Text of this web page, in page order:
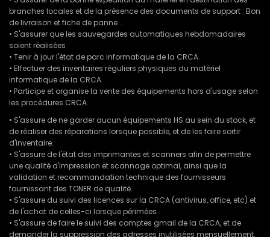
branches locales et de la présence des documents de support : Bon
de livraison et fiche de panne ...
• S'assurer que les sauvegardes automatiques hebdomadaires
soient réalisées
• Tenir à jour l'état de parc informatique de la CRCA.
• Effectuer des inventaires réguliers physiques du matériel
informatique de la CRCA.
• Participe et organise la vente des équipements hors d'usage selon
les procédures CRCA.
• S'assure de ne garder aucun équipements HS au sein du stock, et
de réaliser des réparations lorsque possible, et de les faire sortir
d'inventaire.
• S'assure de l'état des imprimantes et scanners afin de permettre
une qualité d'impression et scannage optimal, ainsi que la
validation et recommandation technique des fournisseurs
fournissant des TONER de qualité.
• S'assure du suivi des licences sur la CRCA (antivirus, office, etc) et
de l'achat de celles-ci lorsque périmées.
• S'assure de faire le suivi des comptes gmail de la CRCA, et de
demander la suppression des adresses inutilisées mensuellement,